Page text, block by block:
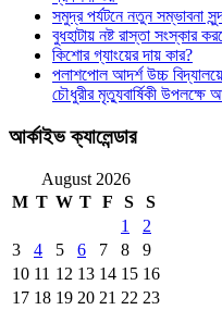
সমুদ্র পর্যটনে নতুন সম্ভাবনা
বুধহাটায় নষ্ট রাস্তা সংস্কার
কিশোর গ্যাংয়ের দায় কার?
পলাশপোল আদর্শ উচ্চ
চৌধুরীর মৃত্যুবার্ষিকী উপলক্ষে
আর্কাইভ ক্যালেন্ডার
August 2026
M T W T F S
S
1
2
3
4 5 6 7 8
9
10 11 12 13 14 15 16
17 18 19 20 21 22 23